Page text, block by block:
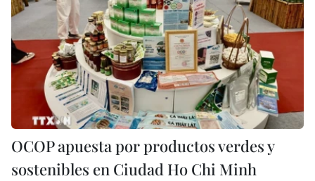
OCOP apuesta por productos verdes y
sostenibles en Ciudad Ho Chi Minh